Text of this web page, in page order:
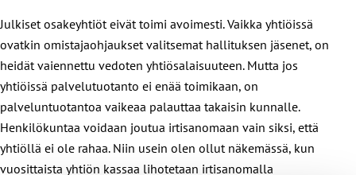
Julkiset osakeyhtiöt eivät toimi avoimesti. Vaikka yhtiöissä
ovatkin omistajaohjaukset valitsemat hallituksen jäsenet, on
heidät vaiennettu vedoten yhtiösalaisuuteen. Mutta jos
yhtiöissä palvelutuotanto ei enää toimikaan, on
palveluntuotantoa vaikeaa palauttaa takaisin kunnalle.
Henkilökuntaa voidaan joutua irtisanomaan vain siksi, että
yhtiöllä ei ole rahaa. Niin usein olen ollut näkemässä, kun
vuosittaista yhtiön kassaa lihotetaan irtisanomalla